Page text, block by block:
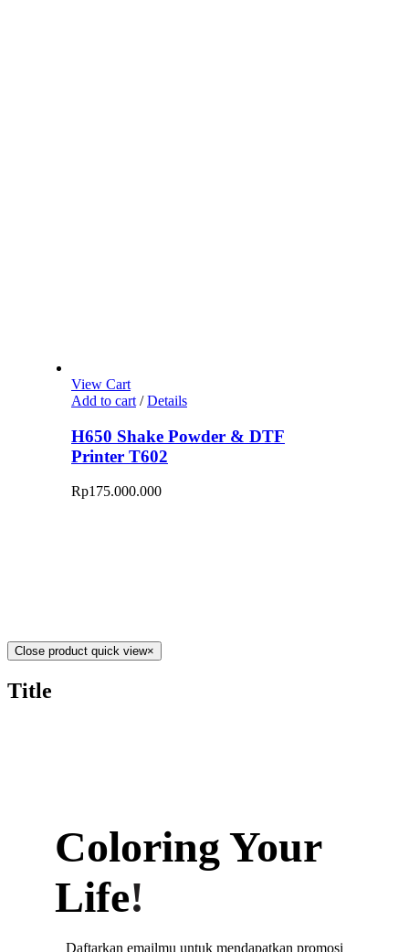
View Cart
Add to cart/ Details
H650 Shake Powder & DTF
Printer T602
Rp175.000.000
Close product quick view×
Title
Coloring Your
Life!
Daftarkan emailmu untuk mendapatkan promosi